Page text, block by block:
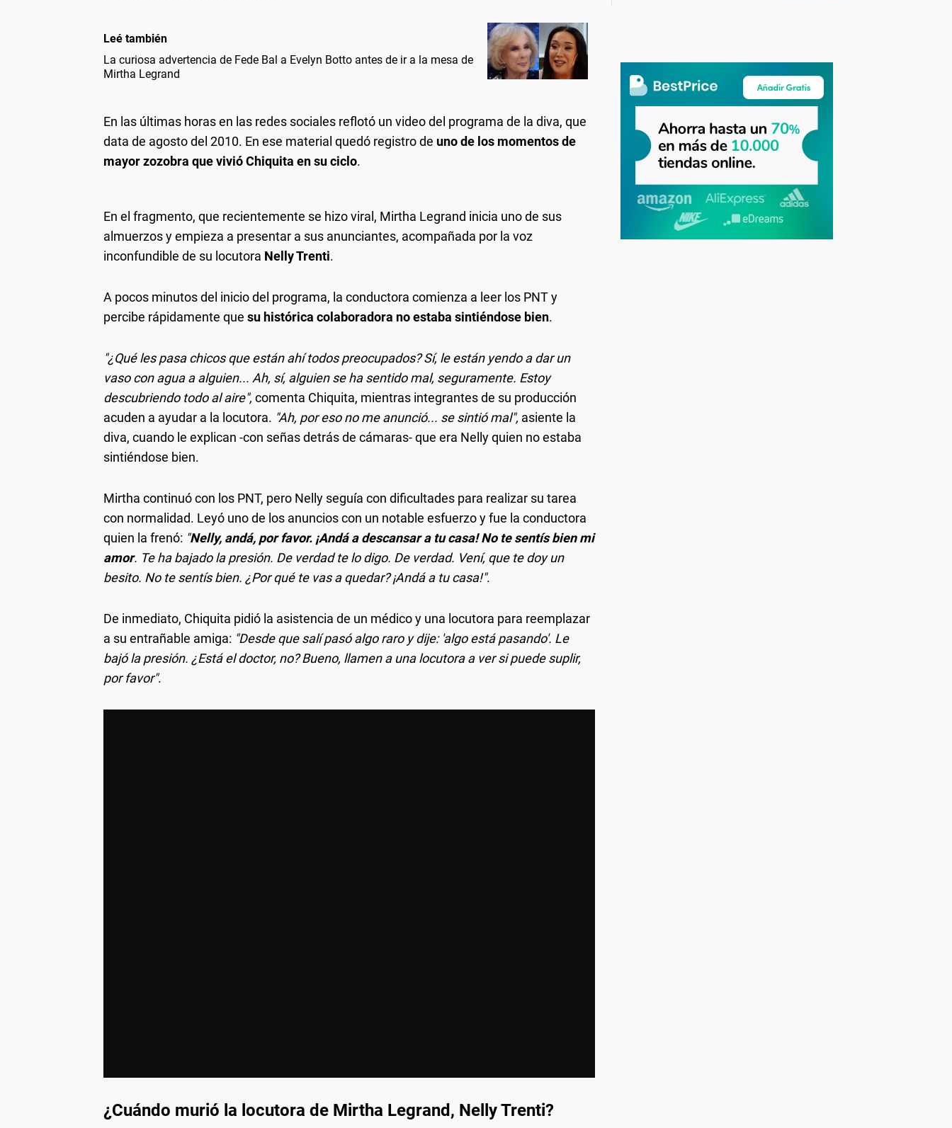
Leé también
La curiosa advertencia de Fede Bal a Evelyn Botto antes de ir a la mesa de
Mirtha Legrand
En las últimas horas en las redes sociales reflotó un video del programa de la diva, que
data de agosto del 2010. En ese material quedó registro de uno de los momentos de
mayor zozobra que vivió Chiquita en su ciclo.
En el fragmento, que recientemente se hizo viral, Mirtha Legrand inicia uno de sus
almuerzos y empieza a presentar a sus anunciantes, acompañada por la voz
inconfundible de su locutora Nelly Trenti.
A pocos minutos del inicio del programa, la conductora comienza a leer los PNT y
percibe rápidamente que su histórica colaboradora no estaba sintiéndose bien.
"¿Qué les pasa chicos que están ahí todos preocupados? Sí, le están yendo a dar un
vaso con agua a alguien... Ah, sí, alguien se ha sentido mal, seguramente. Estoy
descubriendo todo al aire", comenta Chiquita, mientras integrantes de su producción
acuden a ayudar a la locutora. "Ah, por eso no me anunció... se sintió mal", asiente la
diva, cuando le explican -con señas detrás de cámaras- que era Nelly quien no estaba
sintiéndose bien.
Mirtha continuó con los PNT, pero Nelly seguía con dificultades para realizar su tarea
con normalidad. Leyó uno de los anuncios con un notable esfuerzo y fue la conductora
quien la frenó: "Nelly, andá, por favor. ¡Andá a descansar a tu casa! No te sentís bien mi
amor. Te ha bajado la presión. De verdad te lo digo. De verdad. Vení, que te doy un
besito. No te sentís bien. ¿Por qué te vas a quedar? ¡Andá a tu casa!".
De inmediato, Chiquita pidió la asistencia de un médico y una locutora para reemplazar
a su entrañable amiga: "Desde que salí pasó algo raro y dije: 'algo está pasando'. Le
bajó la presión. ¿Está el doctor, no? Bueno, llamen a una locutora a ver si puede suplir,
por favor".
¿Cuándo murió la locutora de Mirtha Legrand, Nelly Trenti?